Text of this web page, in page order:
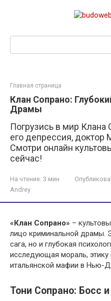
Главная страница
Клан Сопрано:
Драмы
Погрузись в мир Клана
его депрессия,
Смотри онлайн
сейчас!
На чтение: 3 мин
Andrey
«Клан Сопрано» –
лицо криминальной драмы.
сага, но и глубокая
исследующая мораль, этику
итальянской мафии в Нью-
Тони Сопрано: Босс